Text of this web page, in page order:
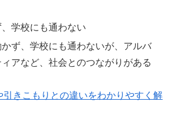
学校にも通わない
ず、学校にも通わないが、アルバ
アなど、社会とのつながりがある
引きこもりとの違いをわかりやすく解